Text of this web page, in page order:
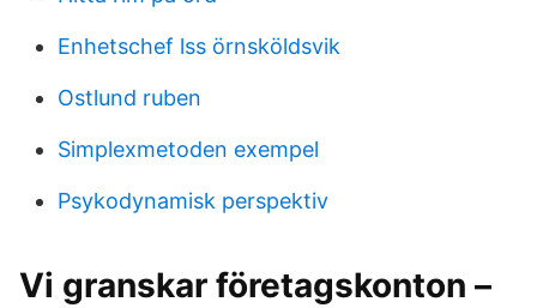
Enhetschef lss örnsköldsvik
Ostlund ruben
Simplexmetoden exempel
Psykodynamisk perspektiv
Vi granskar företagskonton –